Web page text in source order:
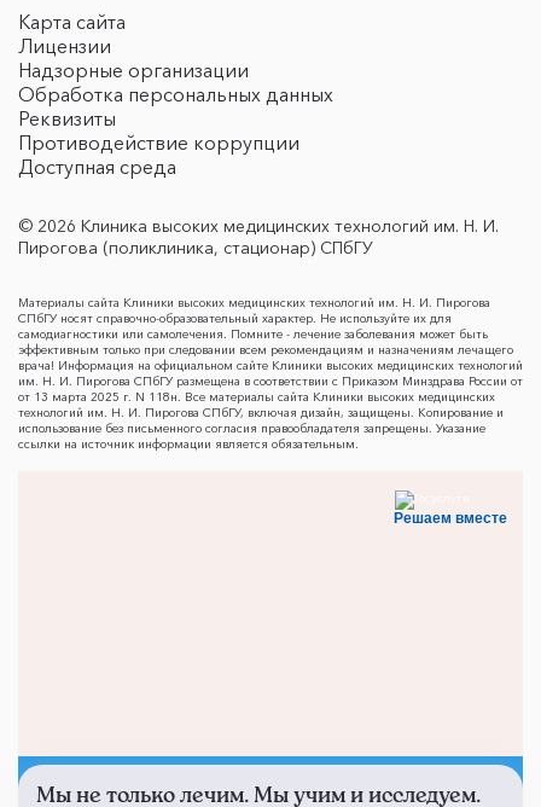
Карта сайта
Лицензии
Надзорные организации
Обработка персональных данных
Реквизиты
Противодействие коррупции
Доступная среда
© 2026 Клиника высоких медицинских технологий им. Н. И.
Пирогова (поликлиника, стационар) СПбГУ
Материалы сайта Клиники высоких медицинских технологий им. Н. И. Пирогова
СПбГУ носят справочно-образовательный характер. Не используйте их для
самодиагностики или самолечения. Помните - лечение заболевания может быть
эффективным только при следовании всем рекомендациям и назначениям лечащего
врача! Информация на официальном сайте Клиники высоких медицинских технологий
им. Н. И. Пирогова СПбГУ размещена в соответствии с Приказом Минздрава России от
от 13 марта 2025 г. N 118н. Все материалы сайта Клиники высоких медицинских
технологий им. Н. И. Пирогова СПбГУ, включая дизайн, защищены. Копирование и
использование без письменного согласия правообладателя запрещены. Указание
ссылки на источник информации является обязательным.
Решаем вместе
Мы не только лечим. Мы учим и исследуем.